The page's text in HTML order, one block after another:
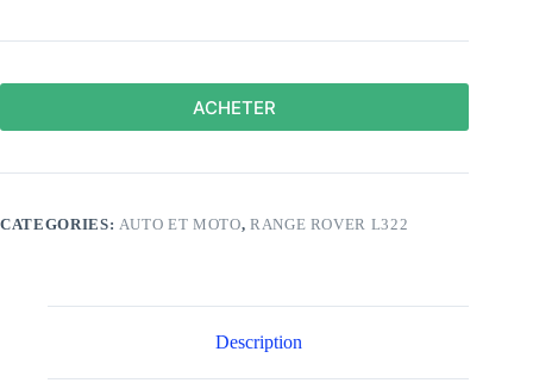
ACHETER
CATEGORIES: AUTO ET MOTO, RANGE ROVER L322
Description